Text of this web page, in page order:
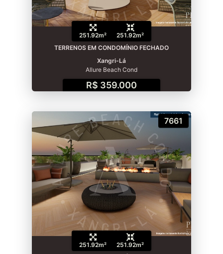
251.92m²
251.92m²
TERRENOS EM CONDOMÍNIO FECHADO
Xangri-Lá
Allure Beach Cond
R$ 359.000
7661
251.92m²
251.92m²